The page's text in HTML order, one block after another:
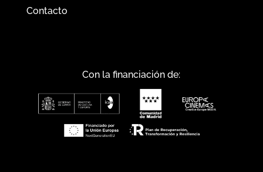
Contacto
Con la financiación de: